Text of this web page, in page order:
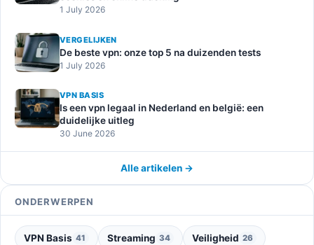
1 July 2026
VERGELIJKEN
De beste vpn: onze top 5 na duizenden tests
1 July 2026
VPN BASIS
Is een vpn legaal in Nederland en belgië: een
duidelijke uitleg
30 June 2026
Alle artikelen →
ONDERWERPEN
VPN Basis 41 Streaming 34 Veiligheid 26